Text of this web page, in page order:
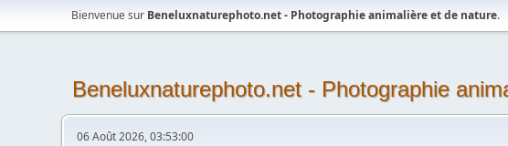
Bienvenue sur Beneluxnaturephoto.net - Photographie animalière et de nature.
Beneluxnaturephoto.net - Photographie
06 Août 2026, 03:53:00